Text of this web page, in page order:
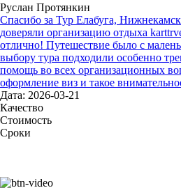
Руслан Протянкин
Спасибо за Тур Елабуга,
доверяли организацию отдыха
отлично! Путешествие было с
выбору тура подходили особенно
помощь во всех организационных
оформление виз и такое
Дата: 2026-03-21
Качество
Стоимость
Сроки